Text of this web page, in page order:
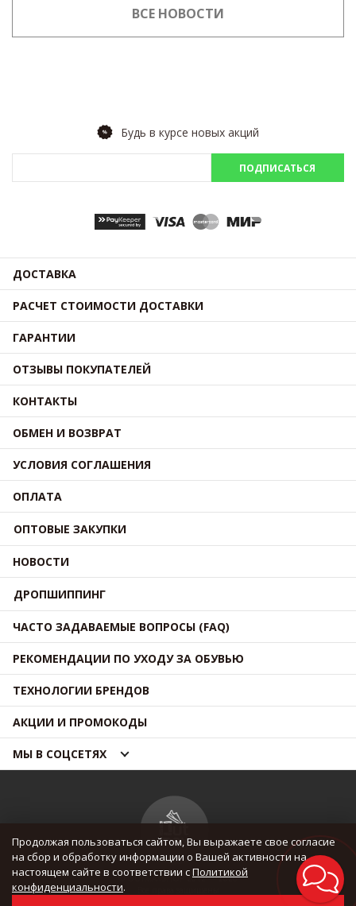
ВСЕ НОВОСТИ
Будь в курсе новых акций
ПОДПИСАТЬСЯ
ДОСТАВКА
РАСЧЕТ СТОИМОСТИ ДОСТАВКИ
ГАРАНТИИ
ОТЗЫВЫ ПОКУПАТЕЛЕЙ
КОНТАКТЫ
ОБМЕН И ВОЗВРАТ
УСЛОВИЯ СОГЛАШЕНИЯ
ОПЛАТА
ОПТОВЫЕ ЗАКУПКИ
НОВОСТИ
ДРОПШИППИНГ
ЧАСТО ЗАДАВАЕМЫЕ ВОПРОСЫ (FAQ)
РЕКОМЕНДАЦИИ ПО УХОДУ ЗА ОБУВЬЮ
ТЕХНОЛОГИИ БРЕНДОВ
АКЦИИ И ПРОМОКОДЫ
МЫ В СОЦСЕТЯХ
© OUTMAXSHOP 2012 — 2026
Продолжая пользоваться сайтом, Вы выражаете свое согласие
на сбор и обработку информации о Вашей активности на
настоящем сайте в соответствии сПолитикой
конфиденциальности.